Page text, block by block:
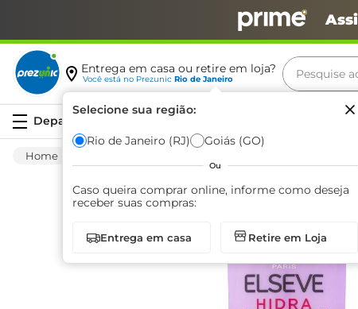
Entrega em casa ou retire em loja?
Você está no Prezunic Rio de Janeiro
Selecione sua região:
Rio de Janeiro (RJ) Goiás (GO)
Ou
Caso queira comprar online, informe como deseja
receber suas compras:
Entrega em casa Retire em Loja
Pesquise
Termos
café
azeite
biscoito